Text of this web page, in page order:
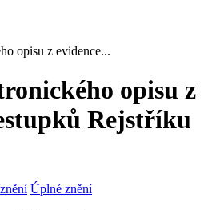
opisu z evidence...
opisu z
Rejstříku
Úplné znění